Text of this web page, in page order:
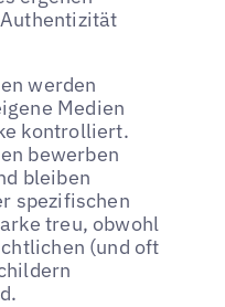
werden
Medien
kontrolliert.
bewerben
bleiben
spezifischen
treu, obwohl
(und oft